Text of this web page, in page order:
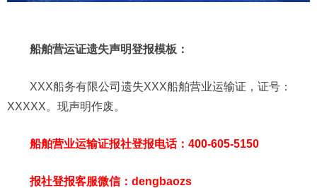
船舶营运证遗失声明登报模板：
XXX船务有限公司遗失XXX船舶营业运输证，证号：
XXXXX。现声明作废。
船舶营业运输证报社登报电话：400-605-5150
报社登报客服微信：dengbaozs